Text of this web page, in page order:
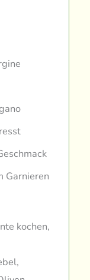
Garnieren
kochen,